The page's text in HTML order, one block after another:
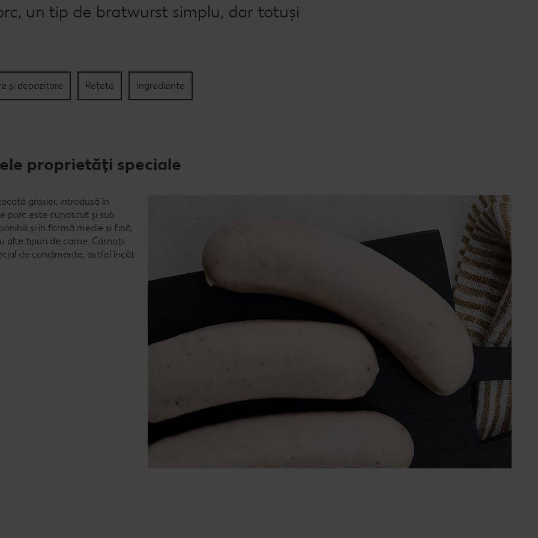
un tip de bratwurst simplu, dar totuși
și depozitare Rețete Ingrediente
proprietăți speciale
grosier, introdusă în
porc este cunoscut și sub
și în formă medie și fină,
alte tipuri de carne. Cârnații
de condimente, astfel încât